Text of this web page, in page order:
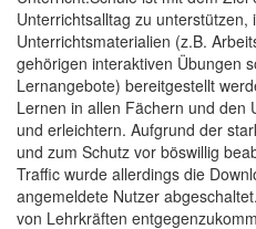
Unterrichtsalltag zu unterstützen,
Unterrichtsmaterialien (z.B.
gehörigen interaktiven Übungen
Lernangebote) bereitgestellt
Lernen in allen Fächern und den
und erleichtern. Aufgrund der
und zum Schutz vor böswillig
Traffic wurde allerdings die
angemeldete Nutzer
von Lehrkräften